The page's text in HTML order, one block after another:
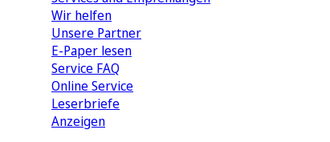
Wir helfen
Unsere Partner
E-Paper lesen
Service FAQ
Online Service
Leserbriefe
Anzeigen